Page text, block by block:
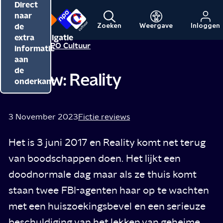
Direct
naar
de
inhoud
Direct
naar
de
hoofdnavigatie
Direct
naar
de
extra
informatie
aan
de
onderkant
Menu
de
NPO
Naar
de
NPO
Zoeken Weergave Inloggen
Redactie NPO Cultuur
Review: Reality
3 November 2023Fictie reviews
Het is 3 juni 2017 en Reality komt net terug
van boodschappen doen. Het lijkt een
doodnormale dag maar als ze thuis komt
staan twee FBI-agenten haar op te wachten
met een huiszoekingsbevel en een serieuze